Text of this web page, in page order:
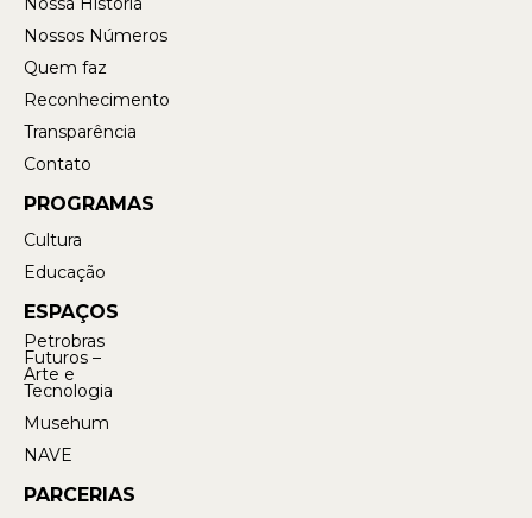
Nossos Números
Quem faz
Reconhecimento
Transparência
Contato
PROGRAMAS
Cultura
Educação
ESPAÇOS
Petrobras
Futuros –
Arte e
Tecnologia
Musehum
NAVE
PARCERIAS